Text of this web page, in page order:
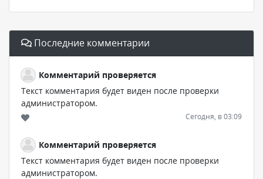
Последние комментарии
Комментарий проверяется
Текст комментария будет виден после проверки
администратором.
Сегодня, в 03:09
Комментарий проверяется
Текст комментария будет виден после проверки
администратором.